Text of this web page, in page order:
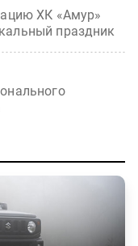
ХК «Амур»
праздник